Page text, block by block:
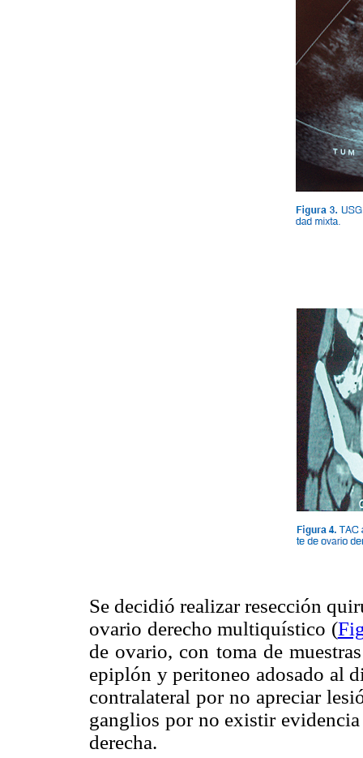
Se decidió realizar resección
ovario derecho multiquístico (
de ovario, con toma de
epiplón y peritoneo adosado al
contralateral por no apreciar
ganglios por no existir
derecha.